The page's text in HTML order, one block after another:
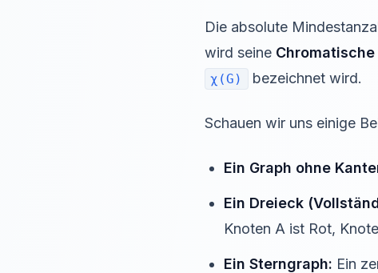
Die absolute
wird seine Chromatische
χ(G) bezeichnet wird.
Schauen wir uns einige
Ein Graph ohne
Ein Dreieck
Knoten A ist Rot,
Ein Sterngraph: Ein